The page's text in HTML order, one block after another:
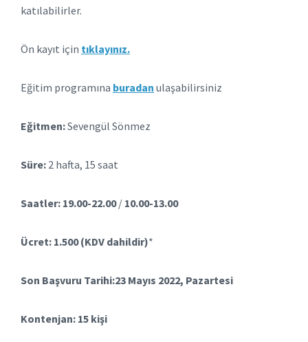
katılabilirler.
Ön kayıt için tıklayınız.
Eğitim programına buradan ulaşabilirsiniz
Eğitmen:Sevengül Sönmez
Süre: 2 hafta, 15 saat
Saatler: 19.00-22.00/ 10.00-13.00
Ücret: 1.500 (KDV dahildir)*
Son Başvuru Tarihi:23 Mayıs 2022, Pazartesi
Kontenjan: 15 kişi